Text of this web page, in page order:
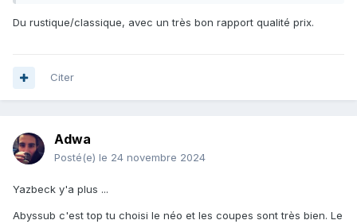
Du rustique/classique, avec un très bon rapport qualité prix.
Citer
Adwa
Posté(e) le 24 novembre 2024
Yazbeck y'a plus ...
Abyssub c'est top tu choisi le néo et les coupes sont très bien. Le